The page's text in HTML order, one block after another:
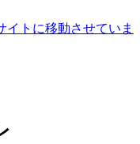
イトに移動させていま